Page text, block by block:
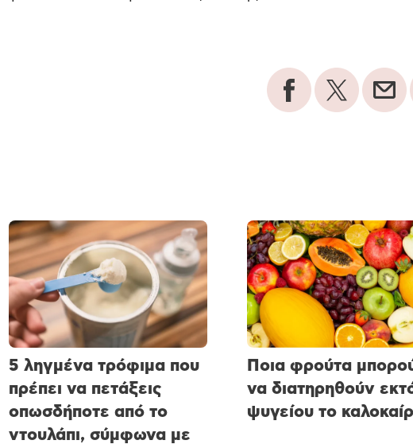
5 ληγμένα τρόφιμα που
πρέπει να πετάξεις
οπωσδήποτε από το
ντουλάπι, σύμφωνα με
Ποια φρούτα
να διατηρηθούν
ψυγείου το